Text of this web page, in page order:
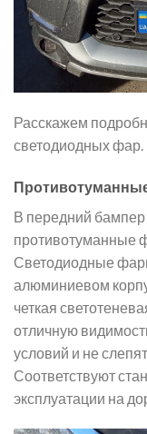
Расскажем
светодиодных фар.
В передний
противотуманные
Светодиодные
алюминиевом
четкая
отличную
условий и не
Соответствуют
эксплуатации на